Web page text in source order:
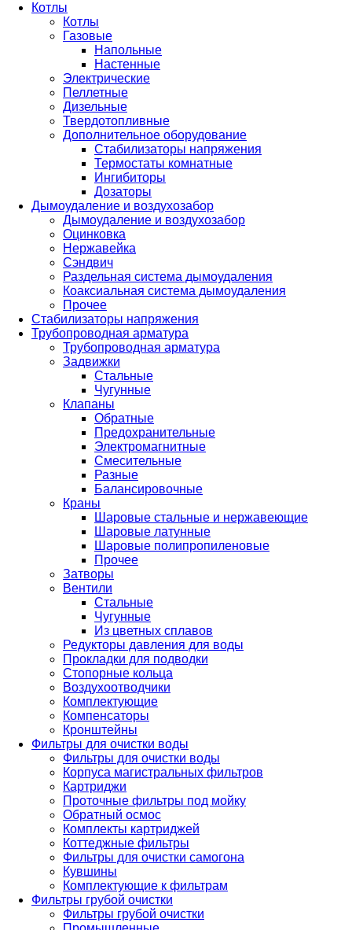
Котлы
Котлы
Газовые
Напольные
Настенные
Электрические
Пеллетные
Дизельные
Твердотопливные
Дополнительное оборудование
Стабилизаторы напряжения
Термостаты комнатные
Ингибиторы
Дозаторы
Дымоудаление и воздухозабор
Дымоудаление и воздухозабор
Оцинковка
Нержавейка
Сэндвич
Раздельная система дымоудаления
Коаксиальная система дымоудаления
Прочее
Стабилизаторы напряжения
Трубопроводная арматура
Трубопроводная арматура
Задвижки
Стальные
Чугунные
Клапаны
Обратные
Предохранительные
Электромагнитные
Смесительные
Разные
Балансировочные
Краны
Шаровые стальные и нержавеющие
Шаровые латунные
Шаровые полипропиленовые
Прочее
Затворы
Вентили
Стальные
Чугунные
Из цветных сплавов
Редукторы давления для воды
Прокладки для подводки
Стопорные кольца
Воздухоотводчики
Комплектующие
Компенсаторы
Кронштейны
Фильтры для очистки воды
Фильтры для очистки воды
Корпуса магистральных фильтров
Картриджи
Проточные фильтры под мойку
Обратный осмос
Комплекты картриджей
Коттеджные фильтры
Фильтры для очистки самогона
Кувшины
Комплектующие к фильтрам
Фильтры грубой очистки
Фильтры грубой очистки